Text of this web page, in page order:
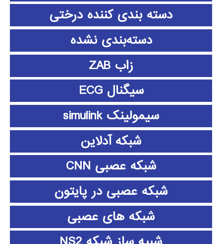
دسته بندی کننده درختی
دسته‌بندی نشده
زاب ZAB
سیگنال ECG
سیمولینک simulink
شبکه آدلاین
شبکه عصبی CNN
شبکه عصبی در پایتون
شبکه های عصبی